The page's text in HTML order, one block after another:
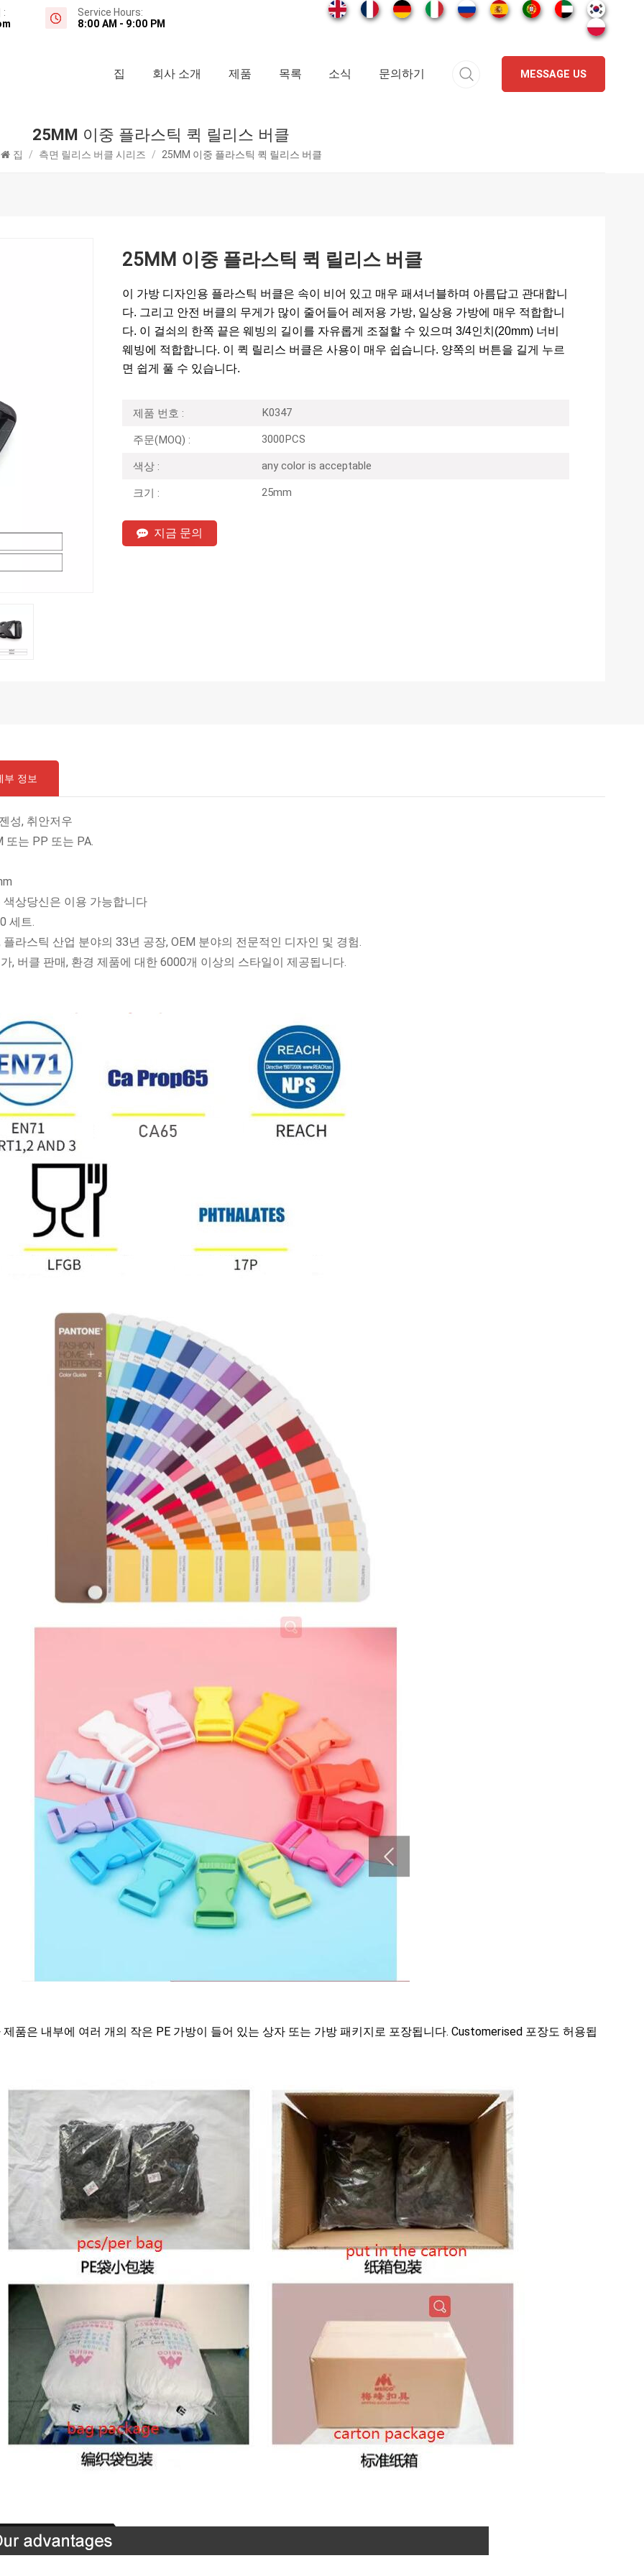
:
Service Hours:
8:00 AM - 9:00 PM
집 회사 소개 제품 목록 소식 문의하기 MESSAGE US
25MM 이중 플라스틱 퀵 릴리스 버클
집 / 측면 릴리스 버클 시리즈 / 25MM 이중 플라스틱 퀵 릴리스 버클
25MM 이중 플라스틱 퀵 릴리스 버클
이 가방 디자인용 플라스틱 버클은 속이 비어 있고 매우 패셔너블하며 아름답고 관대합니
다. 그리고 안전 버클의 무게가 많이 줄어들어 레저용 가방, 일상용 가방에 매우 적합합니
다. 이 걸쇠의 한쪽 끝은 웨빙의 길이를 자유롭게 조절할 수 있으며 3/4인치(20mm) 너비
웨빙에 적합합니다. 이 퀵 릴리스 버클은 사용이 매우 쉽습니다. 양쪽의 버튼을 길게 누르
면 쉽게 풀 수 있습니다.
제품 번호 : K0347
주문(MOQ) : 3000PCS
색상 : any color is acceptable
크기 : 25mm
지금 문의
부 정보
성, 취안저우
또는 PP 또는 PA.
색상당신은 이용 가능합니다
세트.
플라스틱 산업 분야의 33년 공장, OEM 분야의 전문적인 디자인 및 경험.
, 버클 판매, 환경 제품에 대한 6000개 이상의 스타일이 제공됩니다.
제품은 내부에 여러 개의 작은 PE 가방이 들어 있는 상자 또는 가방 패키지로 포장됩니다. Customerised 포장도 허용됩